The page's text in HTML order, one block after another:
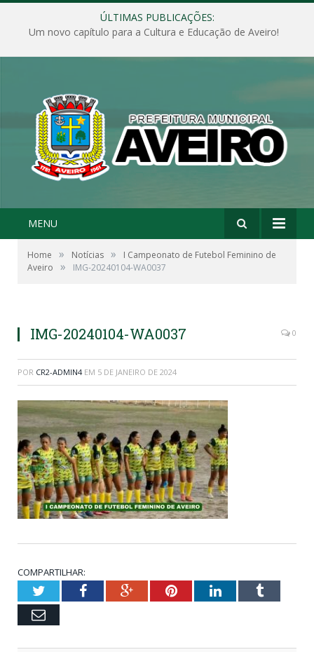
ÚLTIMAS PUBLICAÇÕES:
Um novo capítulo para a Cultura e Educação de Aveiro!
MENU
Home » Notícias »
I Campeonato de Futebol Feminino de
Aveiro
» IMG-20240104-WA0037
IMG-20240104-WA0037 0
POR CR2-ADMIN4 EM 5 DE JANEIRO DE 2024
COMPARTILHAR:
TwitterFacebookGoogle+PinterestLinkedInTumblr
Email